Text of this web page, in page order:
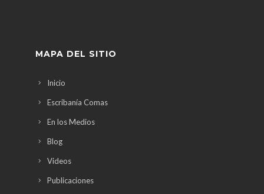
MAPA DEL SITIO
Inicio
Escribanía Comas
En los Medios
Blog
Videos
Publicaciones